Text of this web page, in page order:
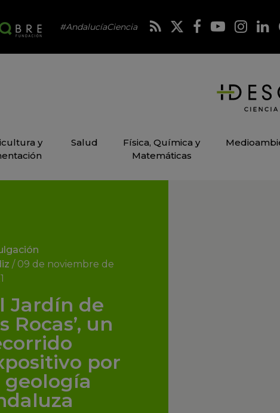
#AndalucíaCiencia
y
Salud
Física, Química y
Matemáticas
/ 09 de noviembre de
Jardín de
Rocas’, un
por
geología